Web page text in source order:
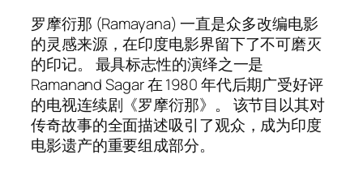
罗摩衍那 (Ramayana) 一直是众多改编电影
的灵感来源，在印度电影界留下了不可磨灭
的印记。 最具标志性的演绎之一是
Ramanand Sagar 在 1980 年代后期广受好评
的电视连续剧《罗摩衍那》。 该节目以其对
传奇故事的全面描述吸引了观众，成为印度
电影遗产的重要组成部分。